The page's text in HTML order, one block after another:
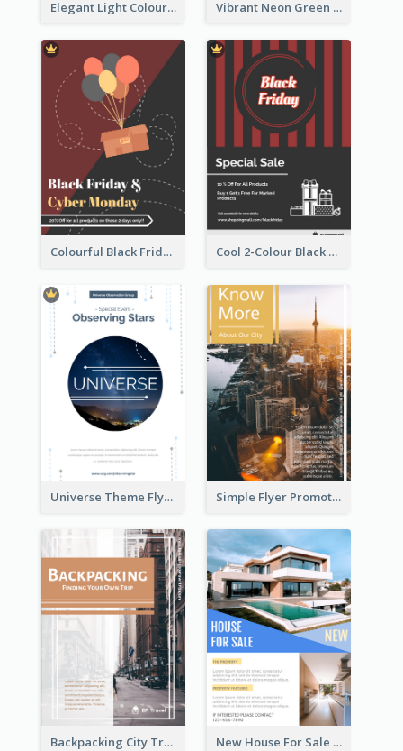
Elegant Light Colour Cyber Monday Flyer Vibrant Neon Green Cyber Monday Deal Flyer Design Ideas
Colourful Black Friday And Cyber Monday Flayer With Decorations Cool 2-Colour Black Friday Poster
Universe Theme Flyer With Decoration Simple Flyer Promoting City
Backpacking City Travel Flyer New House For Sale Information Flyer